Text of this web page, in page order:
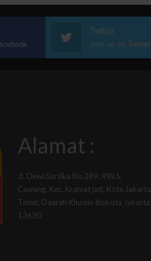
Twitter
Join us on Twitter
Alamat :
Jl. Dewi Sartika No.289, RW.5,
Cawang, Kec. Kramat jati, Kota Jakarta
Timur, Daerah Khusus Ibukota Jakarta
13630